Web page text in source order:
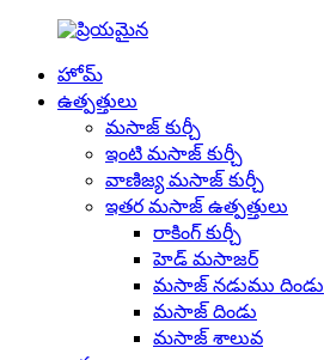
హోమ్
ఉత్పత్తులు
మసాజ్ కుర్చీ
ఇంటి మసాజ్ కుర్చీ
వాణిజ్య మసాజ్ కుర్చీ
ఇతర మసాజ్ ఉత్పత్తులు
రాకింగ్ కుర్చీ
హెడ్ ​​మసాజర్
మసాజ్ నడుము దిండు
మసాజ్ దిండు
మసాజ్ శాలువ